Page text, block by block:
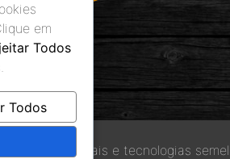
essenciais e tecnologias
em
Todos
Todos